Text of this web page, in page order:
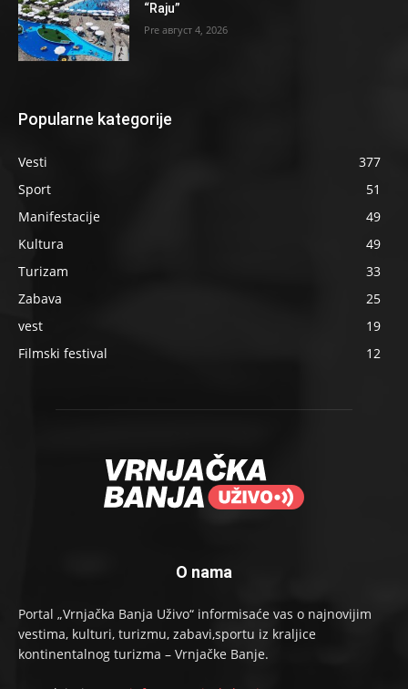
“Raju”
август 4, 2026
Popularne kategorije
Vesti
377
Sport
51
Manifestacije
49
Kultura
49
Turizam
33
Zabava
25
vest
19
Filmski festival
12
O nama
Portal „Vrnjačka Banja Uživo“ informisaće vas o najnovijim
vestima, kulturi, turizmu, zabavi,sportu iz kraljice
kontinentalnog turizma – Vrnjačke Banje.